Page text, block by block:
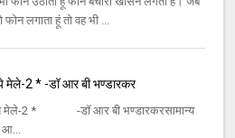
लगाता हूं तो वह भी ...
मेले-2 * -डॉ आर बी भण्डारकर
मेले-2 * -डॉ आर बी भण्डारकरसामान्य
आ...